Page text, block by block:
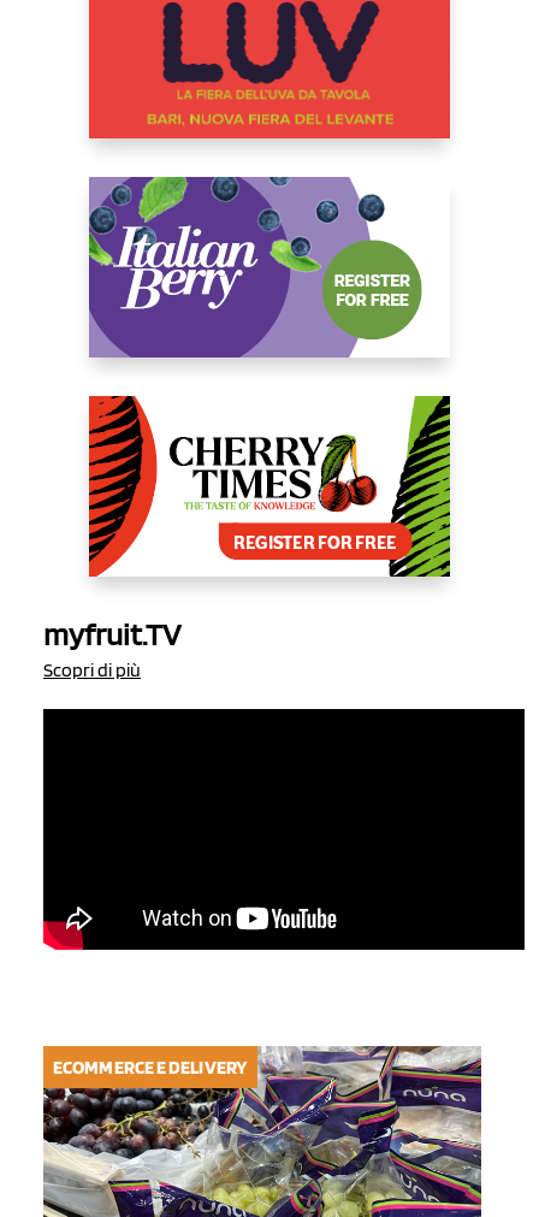
myfruit.TV
Scopri di più
ECOMMERCE E DELIVERY